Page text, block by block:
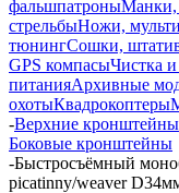
фальшпатроныМанки,
стрельбыНожи,
тюнингСошки,
GPS компасыЧистка
питанияАрхивные
охотыКвадрокоптеры
-Верхние кронштейны
Боковые кронштейны
-Быстросъёмный
picatinny/weaver